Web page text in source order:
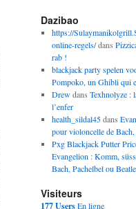
Dazibao
https://
online-regels/dans
rab !
blackjack party spelen
Pompoko, un Ghibli qui
Drewdans Texhnolyze :
l’enfer
health_sildal45dans
pour violoncelle de
Pxg Blackjack Putter
Evangelion : Komm,
Bach, Pachelbel ou
Visiteurs
177 UsersEn ligne